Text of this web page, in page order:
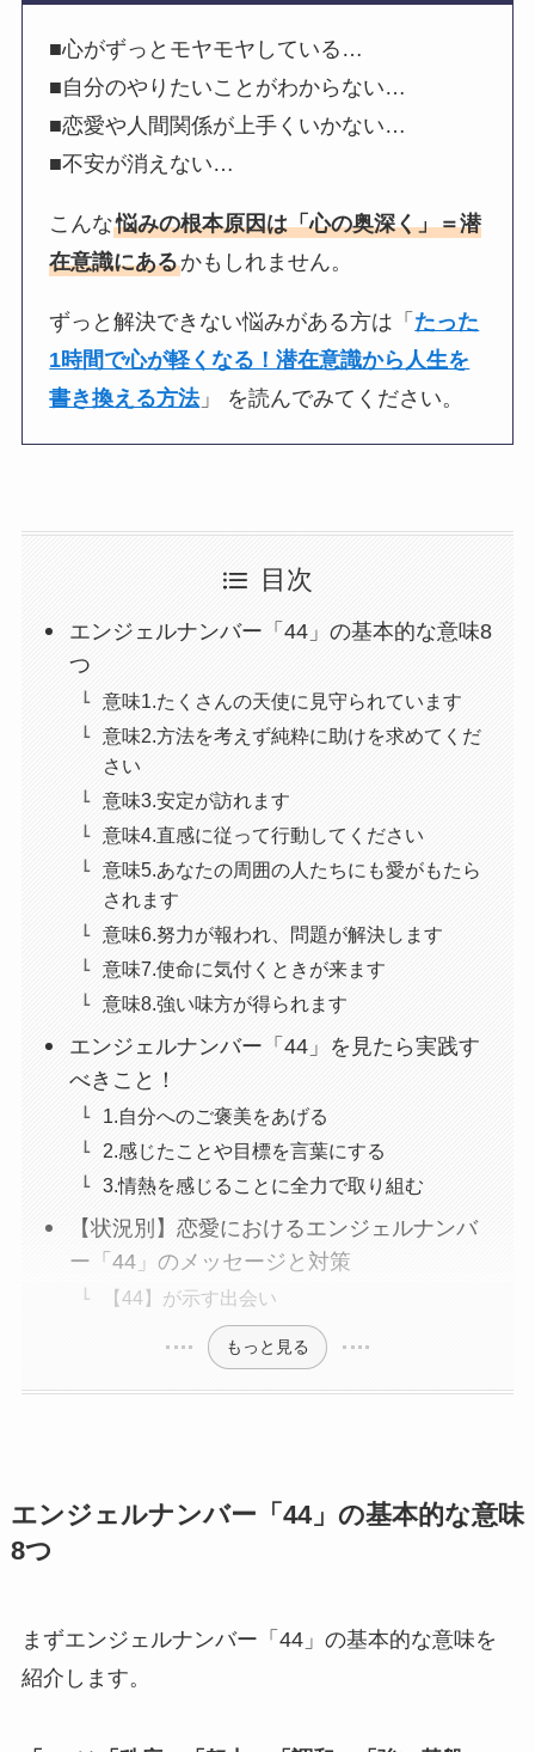
■心がずっとモヤモヤしている…
■自分のやりたいことがわからない…
■恋愛や人間関係が上手くいかない…
■不安が消えない…
こんな悩みの根本原因は「心の奥深く」＝潜
在意識にあるかもしれません。
ずっと解決できない悩みがある方は「 たった
1時間で心が軽くなる！潜在意識から人生を
書き換える方法」 を読んでみてください。
目次
エンジェルナンバー「44」の基本的な意味8
つ
意味1.たくさんの天使に見守られています
意味2.方法を考えず純粋に助けを求めてくだ
さい
意味3.安定が訪れます
意味4.直感に従って行動してください
意味5.あなたの周囲の人たちにも愛がもたら
されます
意味6.努力が報われ、問題が解決します
意味7.使命に気付くときが来ます
意味8.強い味方が得られます
エンジェルナンバー「44」を見たら実践す
べきこと！
1.自分へのご褒美をあげる
2.感じたことや目標を言葉にする
3.情熱を感じることに全力で取り組む
【状況別】恋愛におけるエンジェルナンバ
ー「44」のメッセージと対策
【44】が示す出会い
もっと見る
エンジェルナンバー「44」の基本的な意味
8つ
まずエンジェルナンバー「44」の基本的な意味を
紹介します。